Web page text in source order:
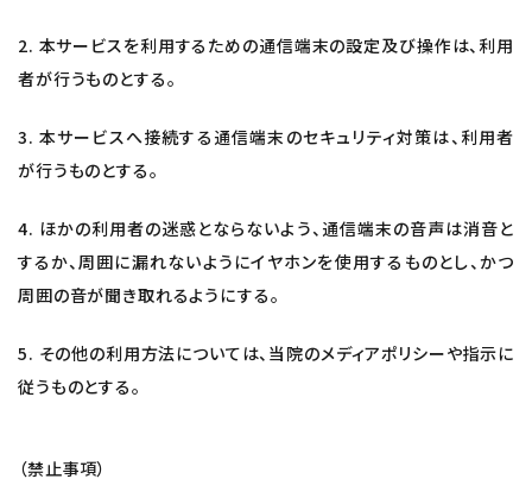
2. 本サービスを利用するための通信端末の設定及び操作は、利用
者が行うものとする。
3. 本サービスへ接続する通信端末のセキュリティ対策は、利用者
が行うものとする。
4. ほかの利用者の迷惑とならないよう、通信端末の音声は消音と
するか、周囲に漏れないようにイヤホンを使用するものとし、かつ
周囲の音が聞き取れるようにする。
5. その他の利用方法については、当院のメディアポリシーや指示に
従うものとする。
（禁止事項）